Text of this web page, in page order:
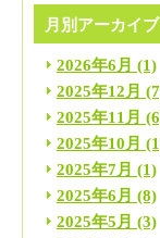
月別アーカイブ
2026年6月 (1)
2025年12月
2025年11月
2025年10月
2025年7月 (1)
2025年6月 (8)
2025年5月 (3)